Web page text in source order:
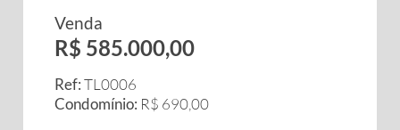
Venda
R$ 585.000,00
Ref:TL0006
Condomínio: R$ 690,00